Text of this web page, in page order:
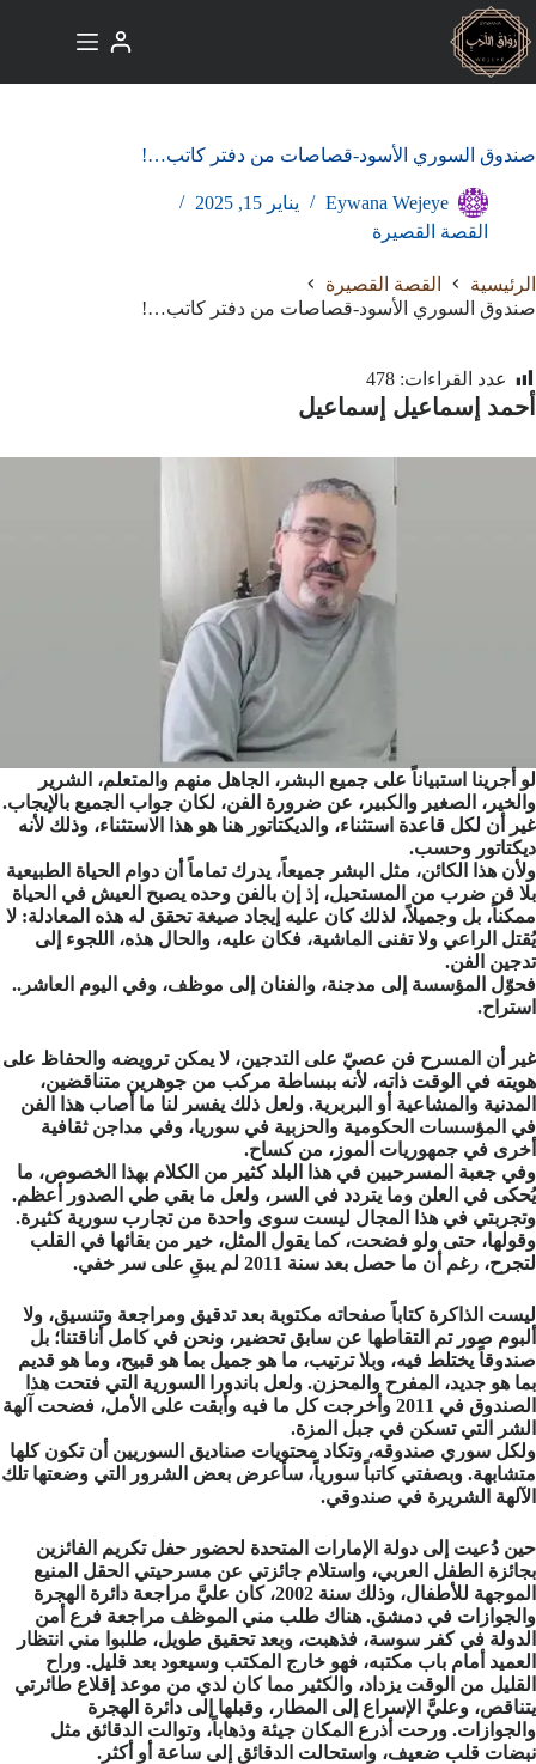
التجاوز
إلى
المحتوى
صندوق السوري الأسود-قصاصات من دفتر كاتب…!
Eywana Wejeye
يناير 15, 2025
القصة القصيرة
الرئيسية
القصة القصيرة
صندوق السوري الأسود-قصاصات من دفتر كاتب…!
عدد القراءات: 478
أحمد إسماعيل إسماعيل
لو أجرينا استبياناً على جميع البشر، الجاهل منهم والمتعلم، الشرير
والخير، الصغير والكبير، عن ضرورة الفن، لكان جواب الجميع بالإيجاب.
غير أن لكل قاعدة استثناء، والديكتاتور هنا هو هذا الاستثناء، وذلك لأنه
ديكتاتور وحسب.
ولأن هذا الكائن، مثل البشر جميعاً، يدرك تماماً أن دوام الحياة الطبيعية
بلا فن ضرب من المستحيل، إذ إن بالفن وحده يصبح العيش في الحياة
ممكناً، بل وجميلاً، لذلك كان عليه إيجاد صيغة تحقق له هذه المعادلة: لا
يُقتل الراعي ولا تفنى الماشية، فكان عليه، والحال هذه، اللجوء إلى
تدجين الفن.
فحوّل المؤسسة إلى مدجنة، والفنان إلى موظف، وفي اليوم العاشر..
استراح.
غير أن المسرح فن عصيّ على التدجين، لا يمكن ترويضه والحفاظ على
هويته في الوقت ذاته، لأنه ببساطة مركب من جوهرين متناقضين،
المدنية والمشاعية أو البربرية. ولعل ذلك يفسر لنا ما أصاب هذا الفن
في المؤسسات الحكومية والحزبية في سوريا، وفي مداجن ثقافية
أخرى في جمهوريات الموز، من كساح.
وفي جعبة المسرحيين في هذا البلد كثير من الكلام بهذا الخصوص، ما
يُحكى في العلن وما يتردد في السر، ولعل ما بقي طي الصدور أعظم.
وتجربتي في هذا المجال ليست سوى واحدة من تجارب سورية كثيرة.
وقولها، حتى ولو فضحت، كما يقول المثل، خير من بقائها في القلب
لتجرح، رغم أن ما حصل بعد سنة 2011 لم يبقِ على سر خفي.
ليست الذاكرة كتاباً صفحاته مكتوبة بعد تدقيق ومراجعة وتنسيق، ولا
ألبوم صور تم التقاطها عن سابق تحضير، ونحن في كامل أناقتنا؛ بل
صندوقاً يختلط فيه، وبلا ترتيب، ما هو جميل بما هو قبيح، وما هو قديم
بما هو جديد، المفرح والمحزن. ولعل باندورا السورية التي فتحت هذا
الصندوق في 2011 وأخرجت كل ما فيه وأبقت على الأمل، فضحت آلهة
الشر التي تسكن في جبل المزة.
ولكل سوري صندوقه، وتكاد محتويات صناديق السوريين أن تكون كلها
متشابهة. وبصفتي كاتباً سورياً، سأعرض بعض الشرور التي وضعتها تلك
الآلهة الشريرة في صندوقي.
حين دُعيت إلى دولة الإمارات المتحدة لحضور حفل تكريم الفائزين
بجائزة الطفل العربي، واستلام جائزتي عن مسرحيتي الحقل المنيع
الموجهة للأطفال، وذلك سنة 2002، كان عليَّ مراجعة دائرة الهجرة
والجوازات في دمشق. هناك طلب مني الموظف مراجعة فرع أمن
الدولة في كفر سوسة، فذهبت، وبعد تحقيق طويل، طلبوا مني انتظار
العميد أمام باب مكتبه، فهو خارج المكتب وسيعود بعد قليل. وراح
القليل من الوقت يزداد، والكثير مما كان لدي من موعد إقلاع طائرتي
يتناقص، وعليَّ الإسراع إلى المطار، وقبلها إلى دائرة الهجرة
والجوازات. ورحت أذرع المكان جيئة وذهاباً، وتوالت الدقائق مثل
نبضات قلب ضعيف، واستحالت الدقائق إلى ساعة أو أكثر.